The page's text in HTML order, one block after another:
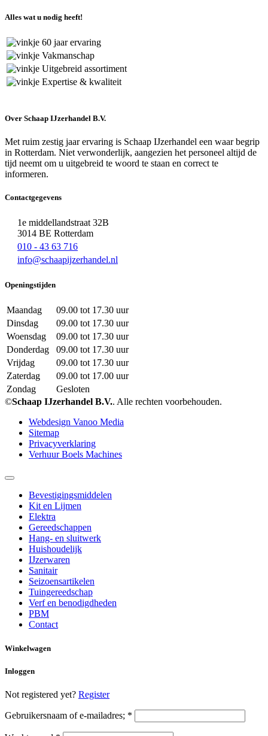
Alles wat u nodig heeft!
60 jaar ervaring
Vakmanschap
Uitgebreid assortiment
Expertise & kwaliteit
Over Schaap IJzerhandel B.V.
Met ruim zestig jaar ervaring is Schaap IJzerhandel een waar begrip
in Rotterdam. Niet verwonderlijk, aangezien het personeel altijd de
tijd neemt om u uitgebreid te woord te staan en correct te
informeren.
Contactgegevens
1e middellandstraat 32B
3014 BE Rotterdam
010 - 43 63 716
info@schaapijzerhandel.nl
Openingstijden
Maandag
09.00 tot 17.30 uur
Dinsdag
09.00 tot 17.30 uur
Woensdag
09.00 tot 17.30 uur
Donderdag
09.00 tot 17.30 uur
Vrijdag
09.00 tot 17.30 uur
Zaterdag
09.00 tot 17.00 uur
Zondag
Gesloten
©Schaap IJzerhandel B.V.. Alle rechten voorbehouden.
Webdesign Vanoo Media
Sitemap
Privacyverklaring
Verhuur Boels Machines
Bevestigingsmiddelen
Kit en Lijmen
Elektra
Gereedschappen
Hang- en sluitwerk
Huishoudelijk
IJzerwaren
Sanitair
Seizoensartikelen
Tuingereedschap
Verf en benodigdheden
PBM
Contact
Winkelwagen
Inloggen
Not registered yet? Register
Gebruikersnaam of e-mailadres; *